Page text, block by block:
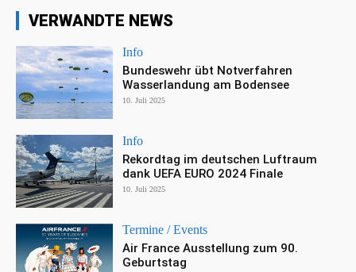
VERWANDTE NEWS
Info
Bundeswehr übt Notverfahren
Wasserlandung am Bodensee
10. Juli 2025
Info
Rekordtag im deutschen Luftraum
dank UEFA EURO 2024 Finale
10. Juli 2025
Termine / Events
Air France Ausstellung zum 90.
Geburtstag